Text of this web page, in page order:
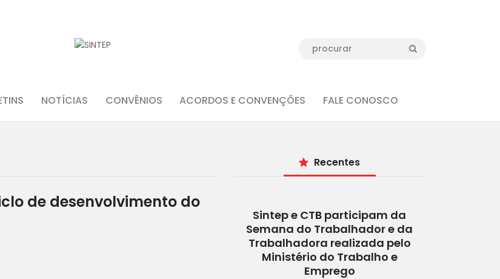
NOTÍCIAS CONVÊNIOS ACORDOS E CONVENÇÕES FALE CONOSCO
O SINDICATO
JURÍDICO
CONVÊNIOS
de desenvolvimento do
Recentes
Sintep e CTB participam da
Semana do Trabalhador e da
Trabalhadora realizada pelo
Ministério do Trabalho e
Emprego